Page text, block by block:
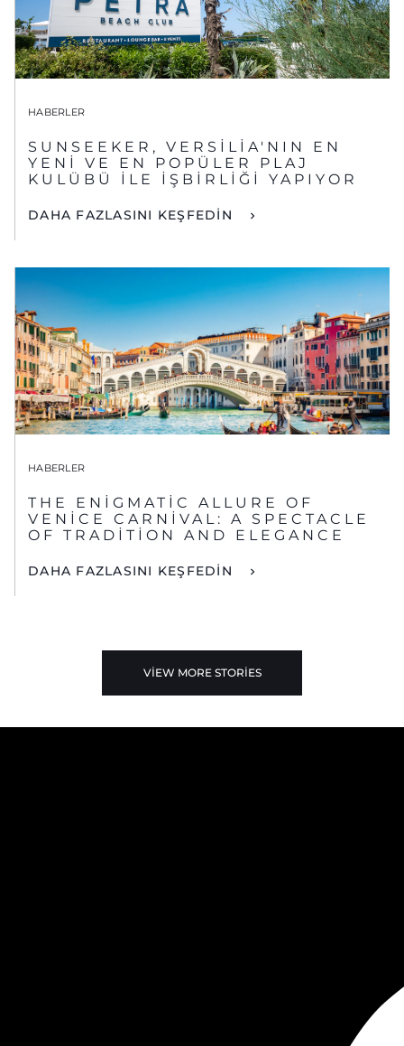
HABERLER
SUNSEEKER, VERSILIA'NIN EN
YENI VE EN POPÜLER PLAJ
KULÜBÜ ILE İŞBIRLIĞI YAPIYOR
DAHA FAZLASINI KEŞFEDİN
HABERLER
THE ENIGMATIC ALLURE OF
VENICE CARNIVAL: A SPECTACLE
OF TRADITION AND ELEGANCE
DAHA FAZLASINI KEŞFEDİN
VIEW MORE STORIES